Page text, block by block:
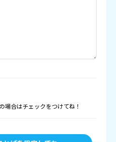
合はチェックをつけてね！